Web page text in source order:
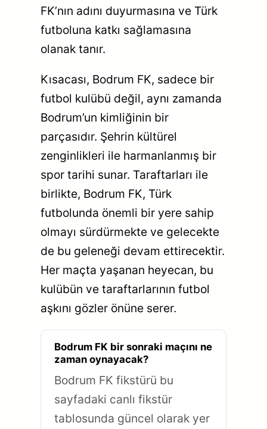
FK’nın adını duyurmasına ve Türk
futboluna katkı sağlamasına
olanak tanır.
Kısacası, Bodrum FK, sadece bir
futbol kulübü değil, aynı zamanda
Bodrum’un kimliğinin bir
parçasıdır. Şehrin kültürel
zenginlikleri ile harmanlanmış bir
spor tarihi sunar. Taraftarları ile
birlikte, Bodrum FK, Türk
futbolunda önemli bir yere sahip
olmayı sürdürmekte ve gelecekte
de bu geleneği devam ettirecektir.
Her maçta yaşanan heyecan, bu
kulübün ve taraftarlarının futbol
aşkını gözler önüne serer.
Bodrum FK bir sonraki maçını ne
zaman oynayacak?
Bodrum FK fikstürü bu
sayfadaki canlı fikstür
tablosunda güncel olarak yer